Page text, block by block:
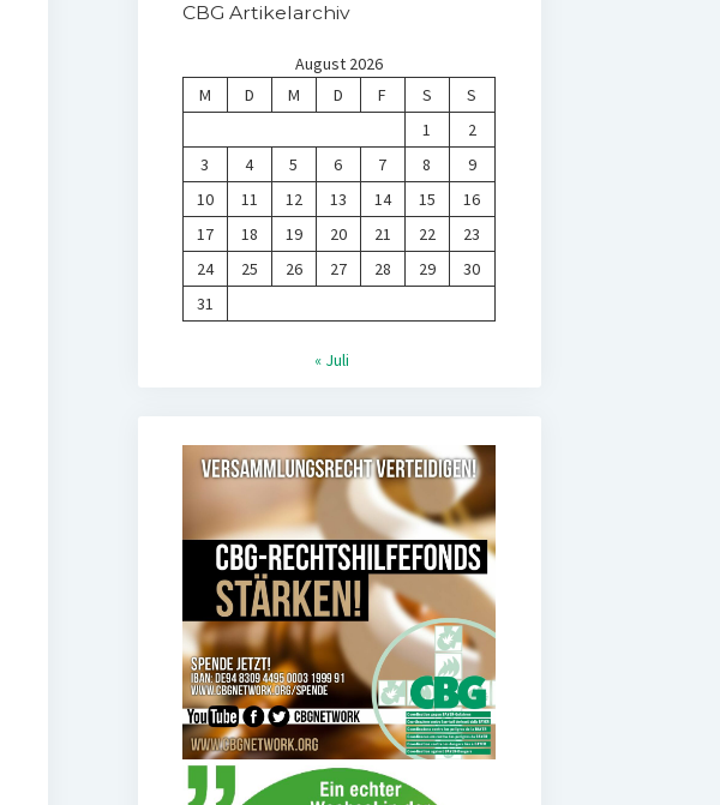
CBG Artikelarchiv
August 2026
M
D M D F S
S
1
2
3
4 5 6 7 8
9
10
11 12 13 14 15
16
17
18 19 20 21 22
23
24
25 26 27 28 29
30
31
« Juli